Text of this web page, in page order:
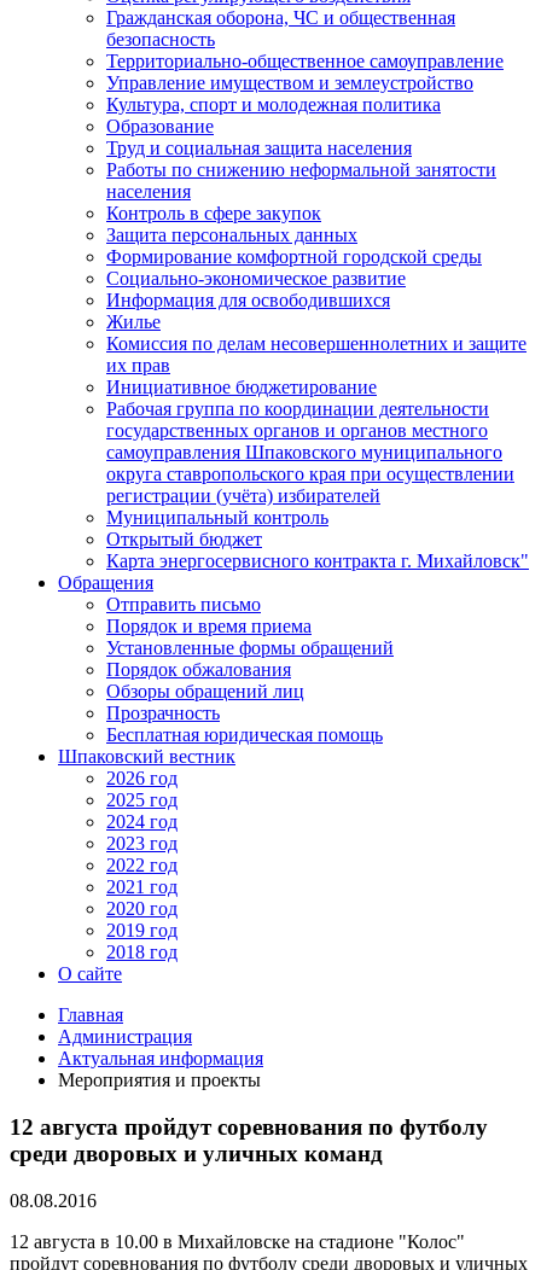
Гражданская оборона, ЧС и общественная
безопасность
Территориально-общественное самоуправление
Управление имуществом и землеустройство
Культура, спорт и молодежная политика
Образование
Труд и социальная защита населения
Работы по снижению неформальной занятости
населения
Контроль в сфере закупок
Защита персональных данных
Формирование комфортной городской среды
Социально-экономическое развитие
Информация для освободившихся
Жилье
Комиссия по делам несовершеннолетних и защите
их прав
Инициативное бюджетирование
Рабочая группа по координации деятельности
государственных органов и органов местного
самоуправления Шпаковского муниципального
округа ставропольского края при осуществлении
регистрации (учёта) избирателей
Муниципальный контроль
Открытый бюджет
Карта энергосервисного контракта г. Михайловск"
Обращения
Отправить письмо
Порядок и время приема
Установленные формы обращений
Порядок обжалования
Обзоры обращений лиц
Прозрачность
Бесплатная юридическая помощь
Шпаковский вестник
2026 год
2025 год
2024 год
2023 год
2022 год
2021 год
2020 год
2019 год
2018 год
О сайте
Главная
Администрация
Актуальная информация
Мероприятия и проекты
12 августа пройдут соревнования по футболу
среди дворовых и уличных команд
08.08.2016
12 августа в 10.00 в Михайловске на стадионе "Колос"
пройдут соревнования по футболу среди дворовых и уличных